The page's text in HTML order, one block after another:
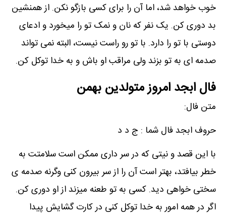
خوب خواهد شد، اما آن را برای کسی بازگو نکن. از همنشین
بد دوری کن. یک نفر که نان و نمک تو را میخورد و ادعای
دوستی با تو را دارد. با تو رو راست نیست، البته نمی تواند
صدمه ای به تو بزند ولی مراقب او باش و به خدا توکل کن.
فال ابجد امروز متولدین بهمن
متن فال:
حروف ابجد فال شما : ج د د
با این قصد و نیتی که در سر داری ممکن است سلامتت به
خطر بیافتد، بهتر است آن را از سر بیرون کنی وگرنه صدمه ی
سختی خواهی دید. کسی به تو طعنه میزند از او دوری کن.
اگر در همه امور به خدا توکل کنی در کارت گشایش پیدا